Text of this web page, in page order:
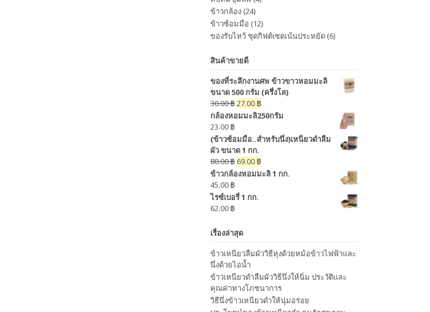
ข้าวกล้อง (24)
ข้าวซ้อมมือ (12)
ของรับไหว้ ชุดกิฟต์เซตเน้นประหยัด (6)
สินค้าขายดี
ของที่ระลึกงานศพ ข้าวขาวหอมมะลิ
ขนาด 500 กรัม (ครึ่งโล)
30.00฿27.00 ฿
กล้องหอมมะลิ250กรัม
23.00 ฿
(ข้าวซ้อมมือ..สำหรับนึ่ง)เหนียวดำลืม
ผัว ขนาด 1 กก.
80.00฿ 69.00 ฿
ข้าวกล้องหอมมะลิ 1 กก.
45.00 ฿
ไรซ์เบอรี่ 1 กก.
62.00 ฿
เรื่องล่าสุด
ข้าวเหนียวลืมผัววิธีหุงด้วยหม้อข้าวไฟฟ้าและ
นึ่งด้วยไอน้ำ
ข้าวเหนียวดำลืมผัววิธีนึ่งให้นิ่ม ประวัติและ
คุณค่าทางโภชนาการ
วิธีนึ่งข้าวเหนียวดำให้นุ่มอร่อย